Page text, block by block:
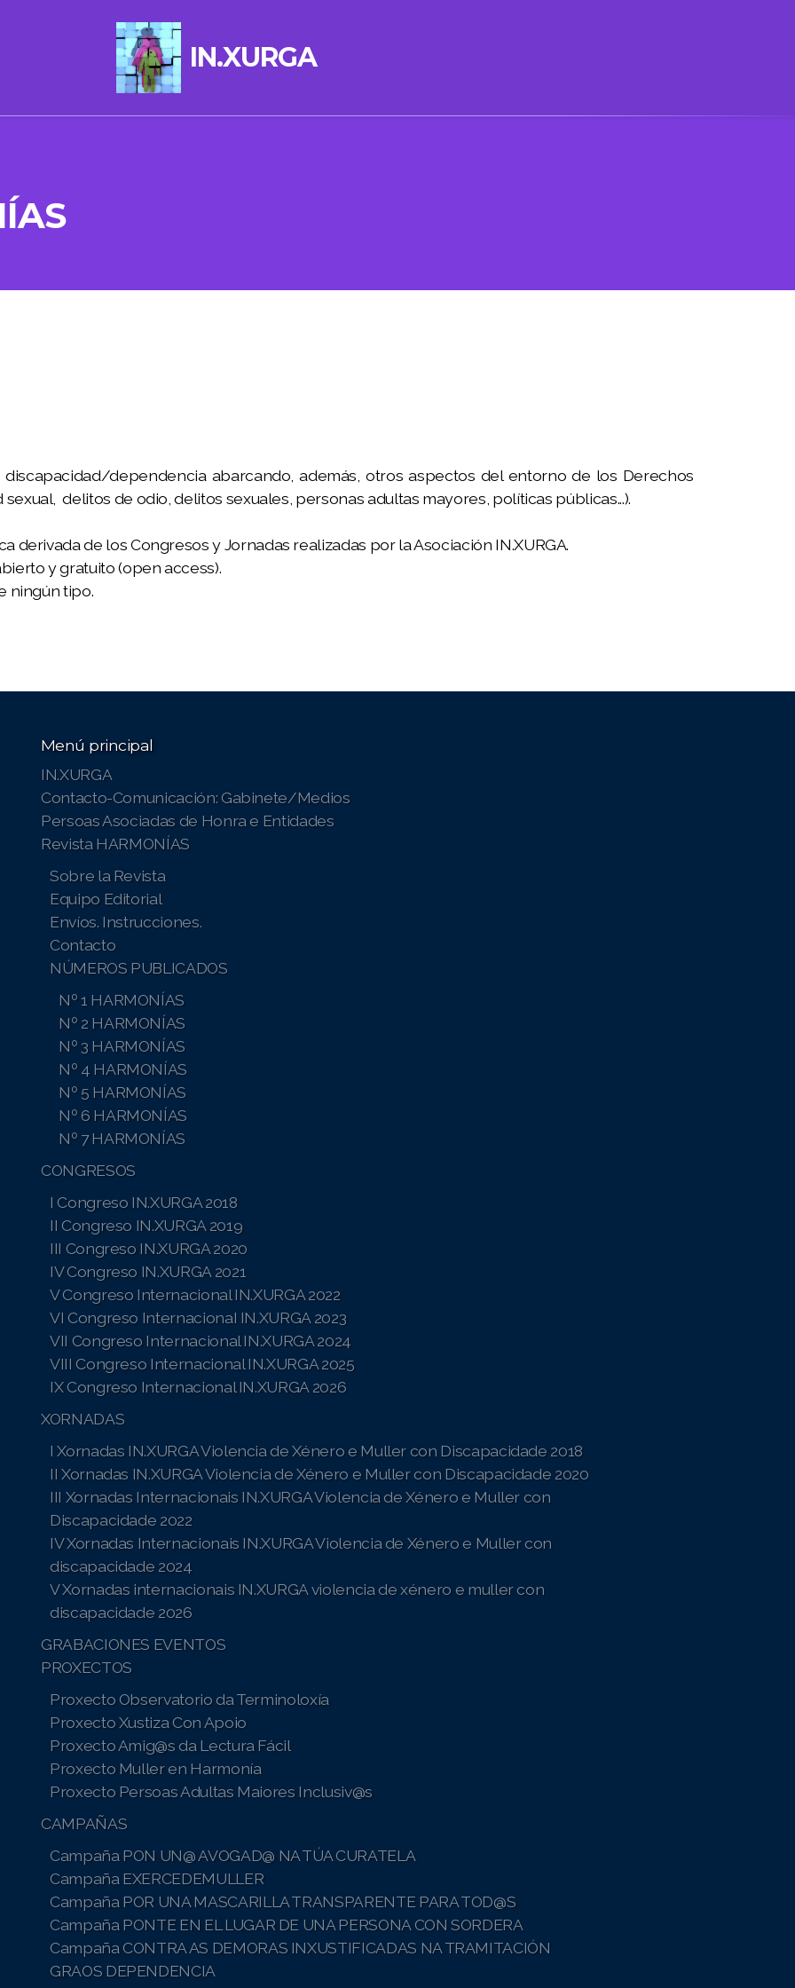
IN.XURGA
dependencia abarcando, además, otros aspectos del entorno de los Derechos
delitos de odio, delitos sexuales, personas adultas mayores, políticas públicas...).
derivada de los Congresos y Jornadas realizadas por la Asociación IN.XURGA.
y gratuito (open access).
ningún tipo.
Menú principal
IN.XURGA
Contacto-Comunicación: Gabinete/Medios
Persoas Asociadas de Honra e Entidades
Revista HARMONÍAS
Sobre la Revista
Equipo Editorial
Envíos. Instrucciones.
Contacto
NÚMEROS PUBLICADOS
Nº 1 HARMONÍAS
Nº 2 HARMONÍAS
Nº 3 HARMONÍAS
Nº 4 HARMONÍAS
Nº 5 HARMONÍAS
Nº 6 HARMONÍAS
Nº 7 HARMONÍAS
CONGRESOS
I Congreso IN.XURGA 2018
II Congreso IN.XURGA 2019
III Congreso IN.XURGA 2020
IV Congreso IN.XURGA 2021
V Congreso Internacional IN.XURGA 2022
VI Congreso InternacionaI IN.XURGA 2023
VII Congreso Internacional IN.XURGA 2024
VIII Congreso Internacional IN.XURGA 2025
IX Congreso Internacional IN.XURGA 2026
XORNADAS
I Xornadas IN.XURGA Violencia de Xénero e Muller con Discapacidade 2018
II Xornadas IN.XURGA Violencia de Xénero e Muller con Discapacidade 2020
III Xornadas Internacionais IN.XURGA Violencia de Xénero e Muller con
Discapacidade 2022
IV Xornadas Internacionais IN.XURGA Violencia de Xénero e Muller con
discapacidade 2024
V Xornadas internacionais IN.XURGA violencia de xénero e muller con
discapacidade 2026
GRABACIONES EVENTOS
PROXECTOS
Proxecto Observatorio da Terminoloxía
Proxecto Xustiza Con Apoio
Proxecto Amig@s da Lectura Fácil
Proxecto Muller en Harmonía
Proxecto Persoas Adultas Maiores Inclusiv@s
CAMPAÑAS
Campaña PON UN@ AVOGAD@ NA TÚA CURATELA
Campaña EXERCEDEMULLER
Campaña POR UNA MASCARILLA TRANSPARENTE PARA TOD@S
Campaña PONTE EN EL LUGAR DE UNA PERSONA CON SORDERA
Campaña CONTRA AS DEMORAS INXUSTIFICADAS NA TRAMITACIÓN
GRAOS DEPENDENCIA